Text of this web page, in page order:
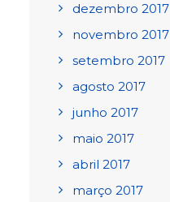
dezembro 2017
novembro 2017
setembro 2017
agosto 2017
junho 2017
maio 2017
abril 2017
março 2017